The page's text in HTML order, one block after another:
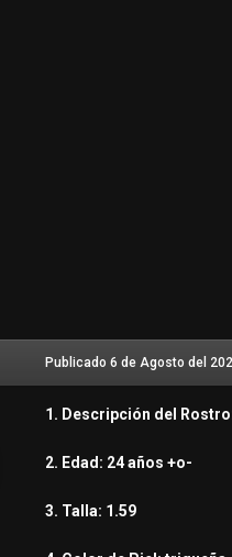
Publicado 6 de Agosto del
1. Descripción del
2. Edad: 24 años +o-
3. Talla: 1.59